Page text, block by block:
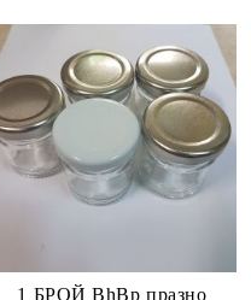
1 БРОЙ BhBp празно